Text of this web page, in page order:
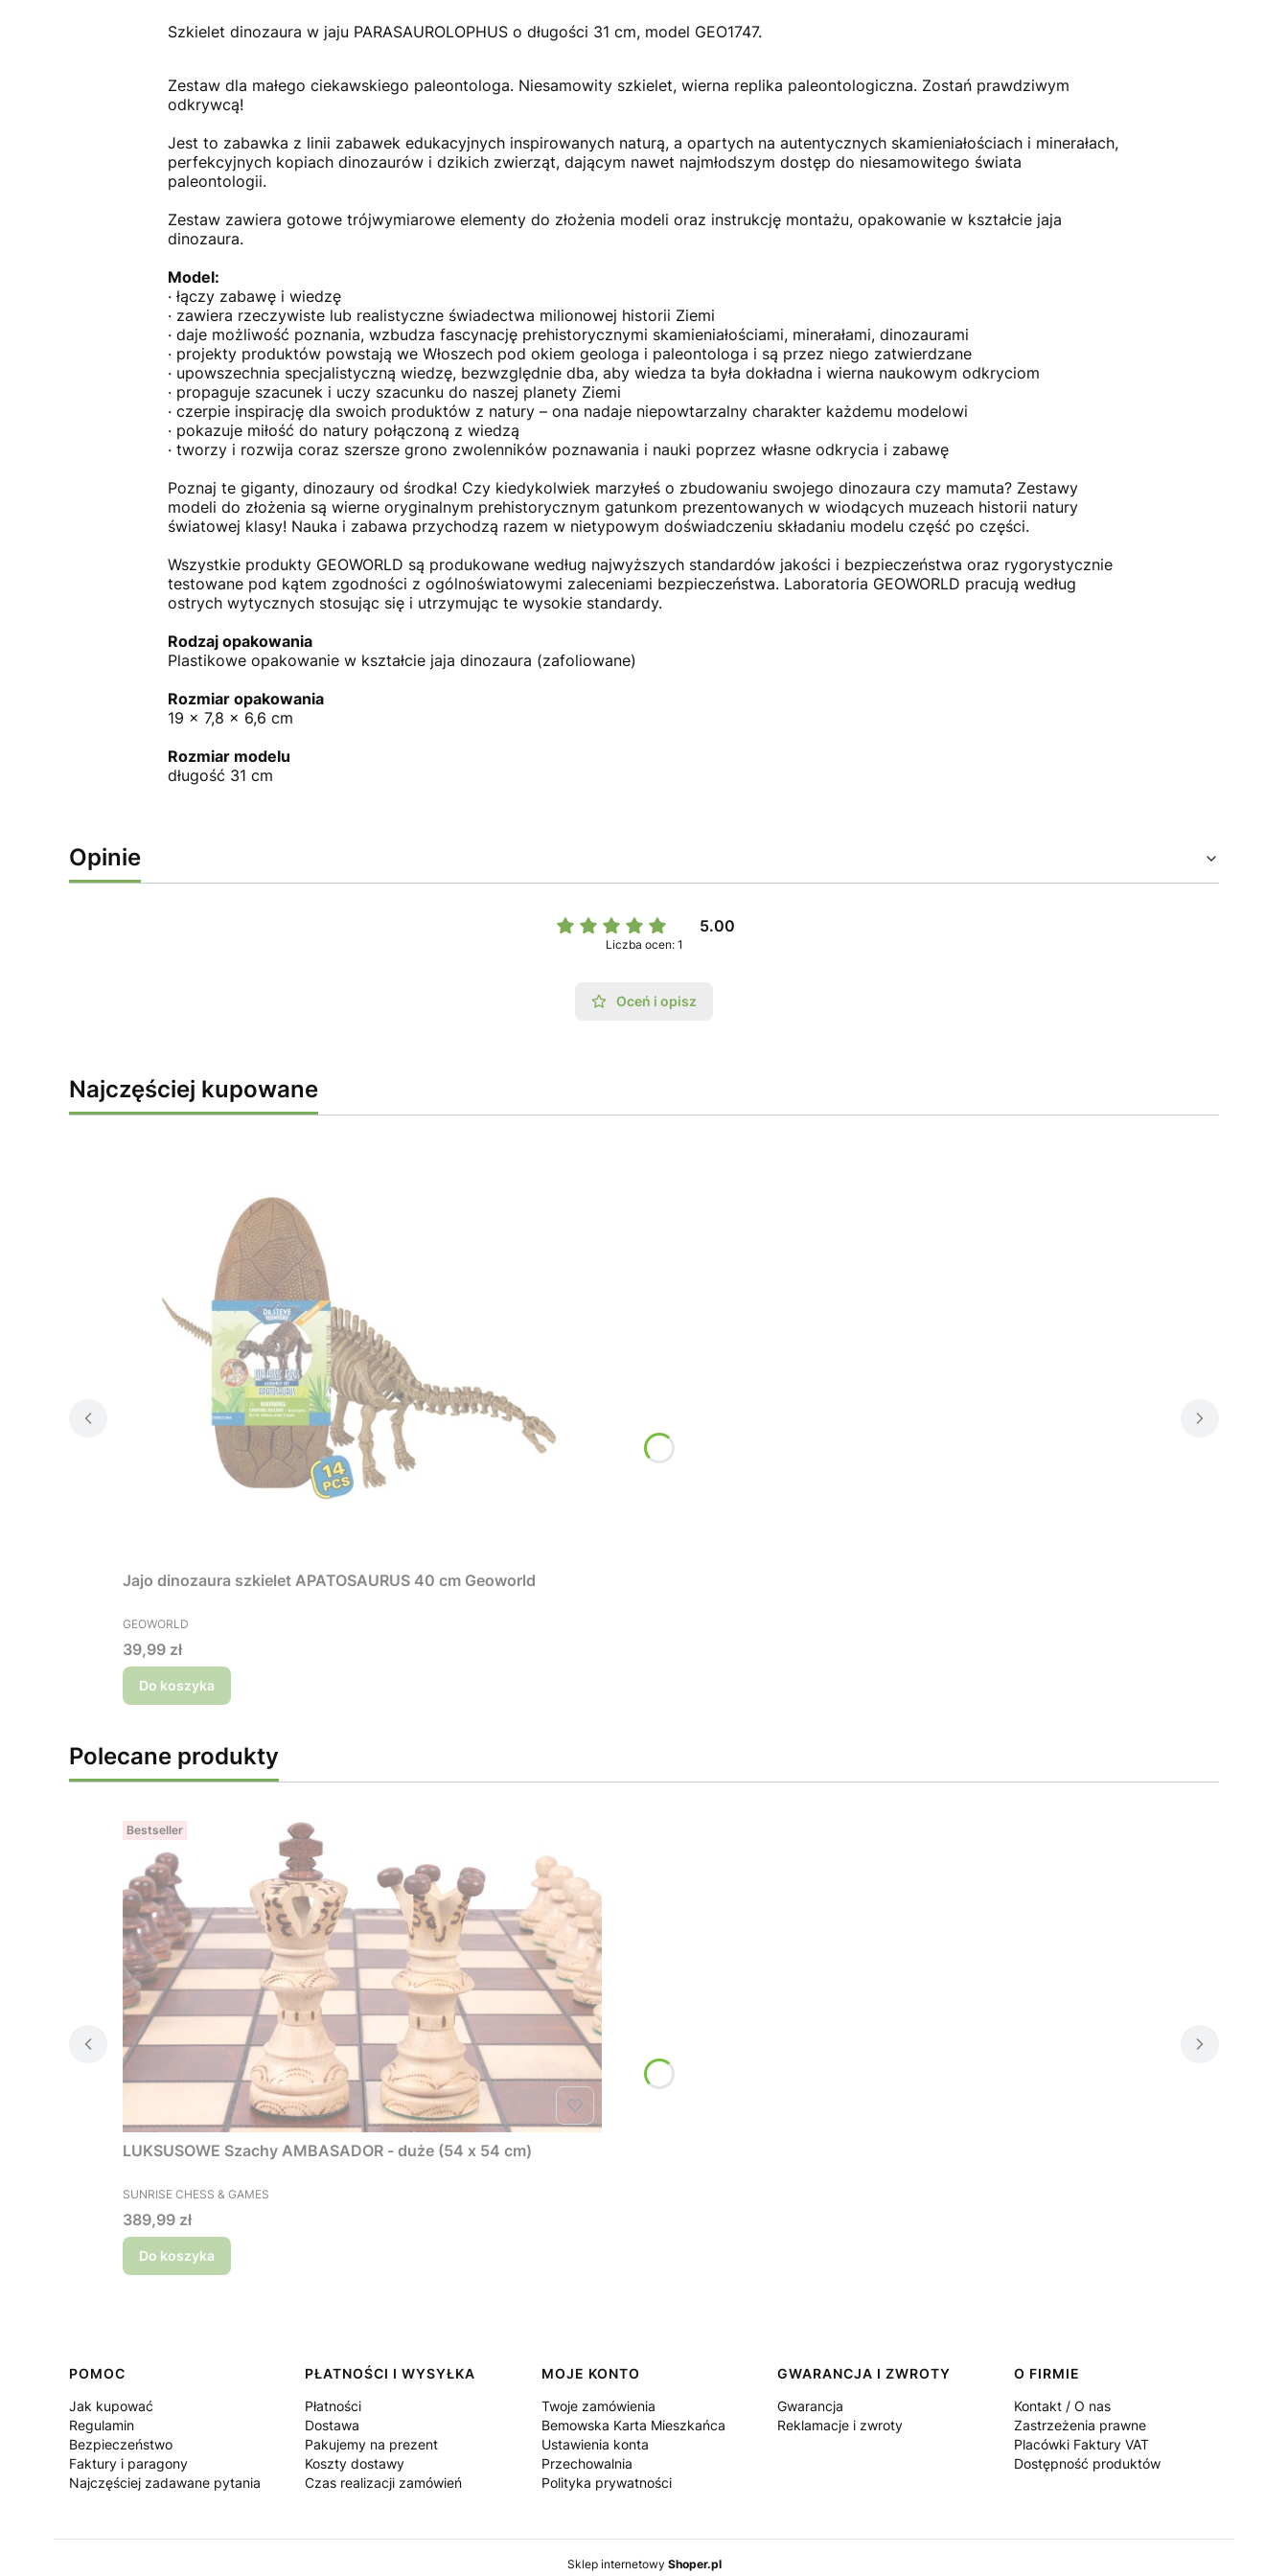
Szkielet dinozaura w jaju PARASAUROLOPHUS o długości 31 cm, model GEO1747.
Zestaw dla małego ciekawskiego paleontologa. Niesamowity szkielet, wierna replika paleontologiczna. Zostań prawdziwym
odkrywcą!
Jest to zabawka z linii zabawek edukacyjnych inspirowanych naturą, a opartych na autentycznych skamieniałościach i minerałach,
perfekcyjnych kopiach dinozaurów i dzikich zwierząt, dającym nawet najmłodszym dostęp do niesamowitego świata
paleontologii.
Zestaw zawiera gotowe trójwymiarowe elementy do złożenia modeli oraz instrukcję montażu, opakowanie w kształcie jaja
dinozaura.
Model:
· łączy zabawę i wiedzę
· zawiera rzeczywiste lub realistyczne świadectwa milionowej historii Ziemi
· daje możliwość poznania, wzbudza fascynację prehistorycznymi skamieniałościami, minerałami, dinozaurami
· projekty produktów powstają we Włoszech pod okiem geologa i paleontologa i są przez niego zatwierdzane
· upowszechnia specjalistyczną wiedzę, bezwzględnie dba, aby wiedza ta była dokładna i wierna naukowym odkryciom
· propaguje szacunek i uczy szacunku do naszej planety Ziemi
· czerpie inspirację dla swoich produktów z natury – ona nadaje niepowtarzalny charakter każdemu modelowi
· pokazuje miłość do natury połączoną z wiedzą
· tworzy i rozwija coraz szersze grono zwolenników poznawania i nauki poprzez własne odkrycia i zabawę
Poznaj te giganty, dinozaury od środka! Czy kiedykolwiek marzyłeś o zbudowaniu swojego dinozaura czy mamuta? Zestawy
modeli do złożenia są wierne oryginalnym prehistorycznym gatunkom prezentowanych w wiodących muzeach historii natury
światowej klasy! Nauka i zabawa przychodzą razem w nietypowym doświadczeniu składaniu modelu część po części.
Wszystkie produkty GEOWORLD są produkowane według najwyższych standardów jakości i bezpieczeństwa oraz rygorystycznie
testowane pod kątem zgodności z ogólnoświatowymi zaleceniami bezpieczeństwa. Laboratoria GEOWORLD pracują według
ostrych wytycznych stosując się i utrzymując te wysokie standardy.
Rodzaj opakowania
Plastikowe opakowanie w kształcie jaja dinozaura (zafoliowane)
Rozmiar opakowania
19 x 7,8 x 6,6 cm
Rozmiar modelu
długość 31 cm
Opinie
5.00
Liczba ocen: 1
Oceń i opisz
Najczęściej kupowane
Jajo dinozaura szkielet APATOSAURUS 40 cm Geoworld
PRODUCENT
GEOWORLD
Cena
39,99 zł
Do koszyka
Polecane produkty
Bestseller
LUKSUSOWE Szachy AMBASADOR - duże (54 x 54 cm)
PRODUCENT
SUNRISE CHESS & GAMES
Cena
389,99 zł
Do koszyka
Linki w stopce
POMOC
Jak kupować
Regulamin
Bezpieczeństwo
Faktury i paragony
Najczęściej zadawane pytania
PŁATNOŚCI I WYSYŁKA
Płatności
Dostawa
Pakujemy na prezent
Koszty dostawy
Czas realizacji zamówień
MOJE KONTO
Twoje zamówienia
Bemowska Karta Mieszkańca
Ustawienia konta
Przechowalnia
Polityka prywatności
GWARANCJA I ZWROTY
Gwarancja
Reklamacje i zwroty
O FIRMIE
Kontakt / O nas
Zastrzeżenia prawne
Placówki Faktury VAT
Dostępność produktów
Sklep internetowy Shoper.pl